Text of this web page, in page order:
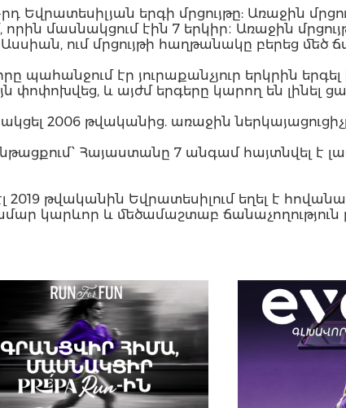
րդ Եվրատեսիլյան երգի մրցույթը: Առաջին
որին մասնակցում էին 7 երկիր։ Առաջին
ում մրցույթի հաղթանակը բերեց մեծ
պահանջում էր յուրաքանչյուր երկրին
փոփոխվեց, և այժմ երգերը կարող են լինել
2006 թվականից. առաջին ներկայացուցիչը
Հայաստանը 7 անգամ հայտնվել է
2019 թվականին Եվրատեսիլում եղել է
կարևոր և մեծամաշտաբ ճանաչողություն